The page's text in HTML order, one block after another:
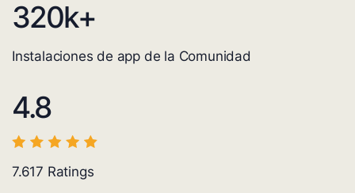
320k+
Instalaciones de app de la Comunidad
4.8
7.617 Ratings